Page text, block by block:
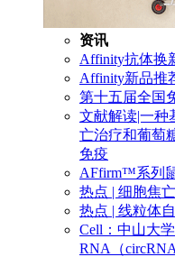
资讯
Affinity抗体换
Affinity新品推
第十五届全国
文献解读|一种
亡治疗和葡萄
免疫
AFfirm™系列
热点 | 细胞焦亡
热点 | 线粒体
Cell：中山大
RNA（